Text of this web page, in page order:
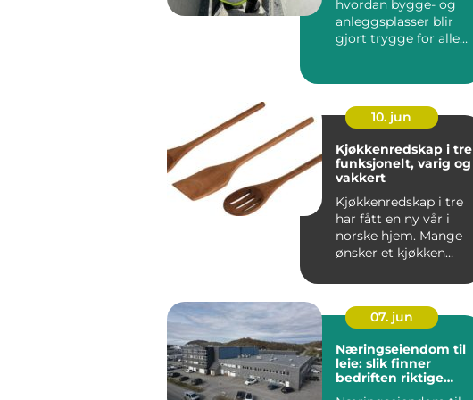
hvordan bygge- og
anleggsplasser blir
gjort trygge for alle
10. jun
Kjøkkenredskap i tre
funksjonelt, varig og
vakkert
Kjøkkenredskap i tre
har fått en ny vår i
norske hjem. Mange
ønsker et kjøkken
innbyden...
07. jun
Næringseiendom til
leie: slik finner
bedriften riktige